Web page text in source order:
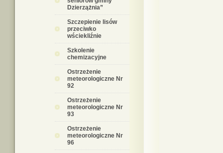
Dzierzążnia”
Szczepienie lisów
przeciwko
wściekliźnie
Szkolenie
chemizacyjne
Ostrzeżenie
meteorologiczne Nr
92
Ostrzeżenie
meteorologiczne Nr
93
Ostrzeżenie
meteorologiczne Nr
96